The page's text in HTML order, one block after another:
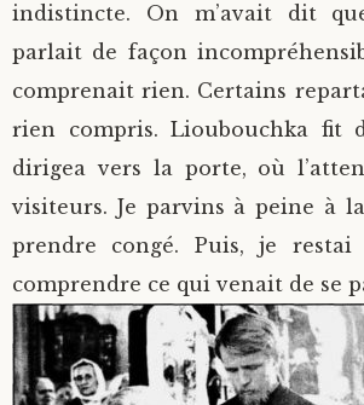
indistincte. On m’avait dit
parlait de façon
comprenait rien. Certains
rien compris. Lioubouchka fit
dirigea vers la porte, où
visiteurs. Je parvins à peine à
prendre congé. Puis, je
comprendre ce qui venait de se